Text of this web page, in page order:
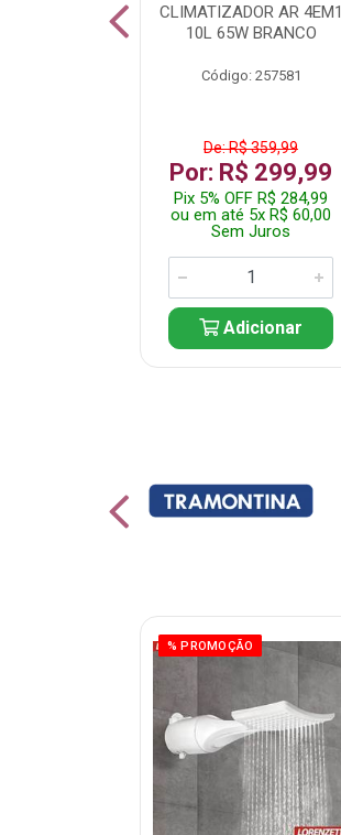
CLIMATIZADOR AR 4EM1
10L 65W BRANCO
Código: 257581
De: R$ 359,99
Por: R$ 299,99
Pix 5% OFF R$ 284,99
ou em até 5x R$ 60,00
Sem Juros
Adicionar
% PROMOÇÃO